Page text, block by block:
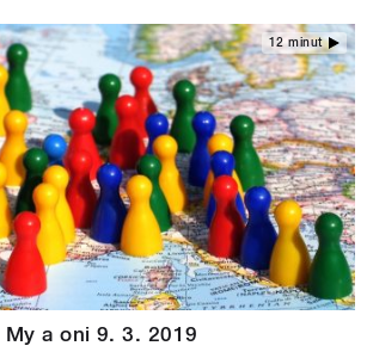
12 minut
a oni 9. 3. 2019